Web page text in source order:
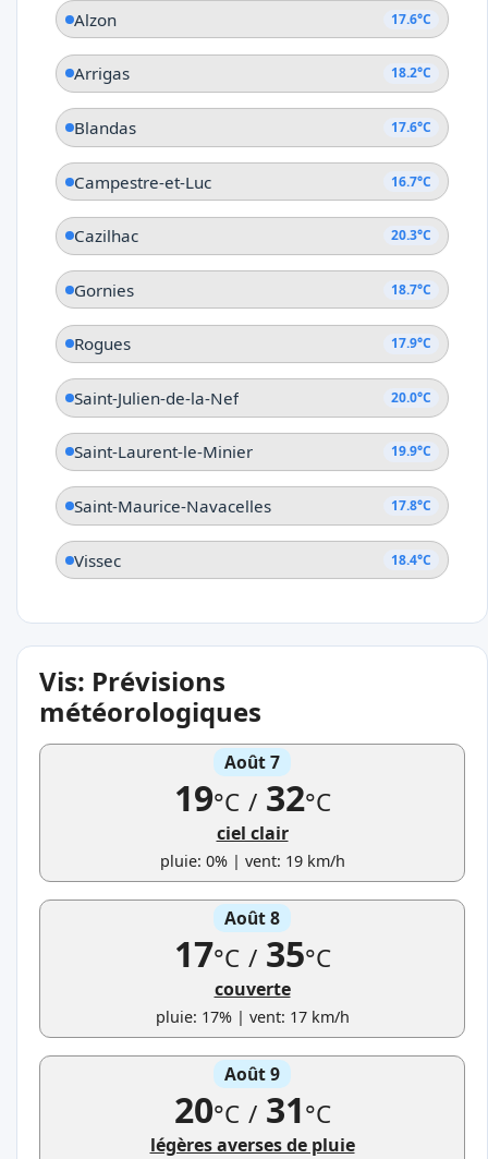
Alzon 17.6°C
Arrigas 18.2°C
Blandas 17.6°C
Campestre-et-Luc 16.7°C
Cazilhac 20.3°C
Gornies 18.7°C
Rogues 17.9°C
Saint-Julien-de-la-Nef 20.0°C
Saint-Laurent-le-Minier 19.9°C
Saint-Maurice-Navacelles 17.8°C
Vissec 18.4°C
Vis: Prévisions
météorologiques
Août 7
19°C /32°C
ciel clair
pluie: 0% | vent: 19 km/h
Août 8
17°C /35°C
couverte
pluie: 17% | vent: 17 km/h
Août 9
20°C /31°C
légères averses de pluie